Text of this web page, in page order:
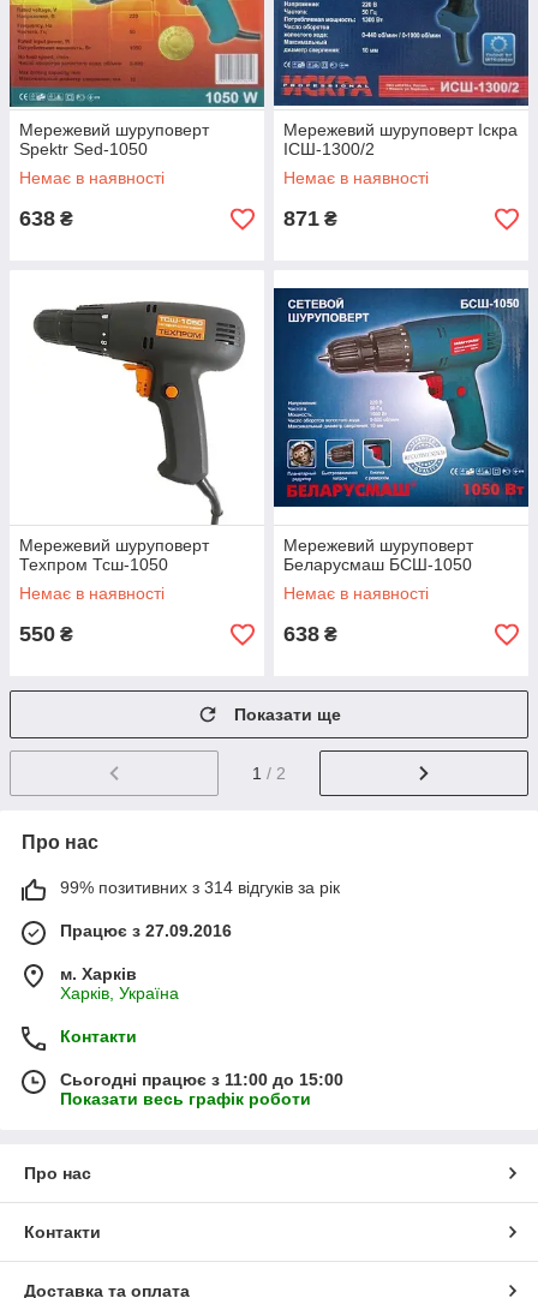
Мережевий шуруповерт
Spektr Sed-1050
Немає в наявності
638 ₴
Мережевий шуруповерт Іскра
ІСШ-1300/2
Немає в наявності
871 ₴
Мережевий шуруповерт
Техпром Тсш-1050
Немає в наявності
550 ₴
Мережевий шуруповерт
Беларусмаш БСШ-1050
Немає в наявності
638 ₴
Показати ще
1 / 2
Про нас
99% позитивних з 314 відгуків за рік
Працює з 27.09.2016
м. Харків
Харків, Україна
Контакти
Сьогодні працює з 11:00 до 15:00
Показати весь графік роботи
Про нас
Контакти
Доставка та оплата